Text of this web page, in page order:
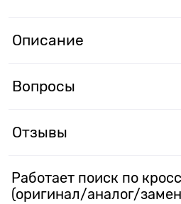
Описание
Вопросы
Отзывы
Работает поиск по
(оригинал/аналог/